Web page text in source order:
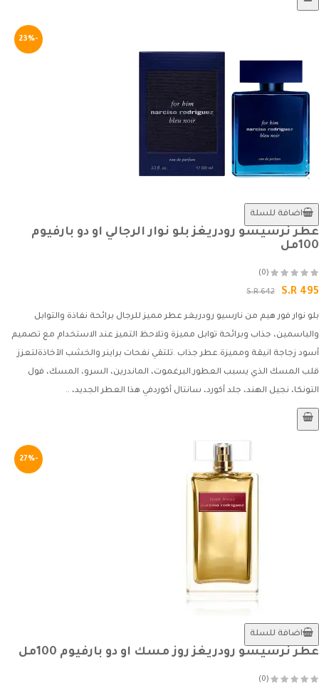
-23%
اضافة للسلة
عطر نرسيسو رودريغز بلو نوار الرجالي او دو بارفيوم
100مل
(0)
S.R 495
S.R 642
بلو نوار فور هيم من نارسيو رودريغر عطر مميز للرجال برائحة نفاذة والتوابل
والباسمين، جذاب وبرائحة توابل مميزة وتلاحظ التميز عند الاستخدام مع تصميم
أسود زجاجة انيقة ومميزة.عطر جذاب .تلتقي نفحات براينر والخشب الآخاذةلتعزز
قلب المسك الذي يسبب العطور.البرغموت، الماندرين، السرو، المسك، فول
التونكا، نجيل الهند، جلد أكورد، سانتال أكوردفي هذا العطر الجديد، ..
-27%
اضافة للسلة
عطر نرسيسو رودريغز روز مسك او دو بارفيوم 100مل
(0)